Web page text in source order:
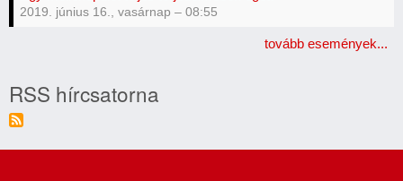
2019. június 16., vasárnap – 08:55
tovább események...
RSS hírcsatorna